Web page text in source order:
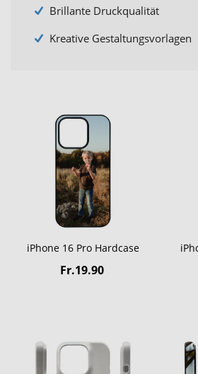
Brillante Druckqualität
Kreative Gestaltungsvorlagen
iPhone 16 Pro Hardcase
Fr.19.90